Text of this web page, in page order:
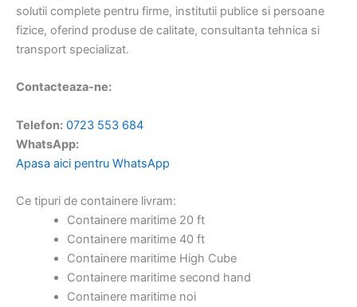
solutii complete pentru firme, institutii publice si persoane
fizice, oferind produse de calitate, consultanta tehnica si
transport specializat.
Contacteaza-ne:
Telefon: 0723 553 684
WhatsApp:
Apasa aici pentru WhatsApp
Ce tipuri de containere livram:
Containere maritime 20 ft
Containere maritime 40 ft
Containere maritime High Cube
Containere maritime second hand
Containere maritime noi